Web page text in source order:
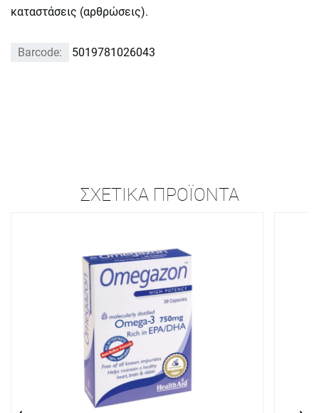
καταστάσεις (αρθρώσεις).
Barcode: 5019781026043
ΣΧΕΤΙΚΆ ΠΡΟΪΌΝΤΑ